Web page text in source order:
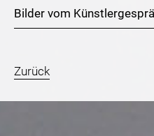
Bilder vom
Zurück